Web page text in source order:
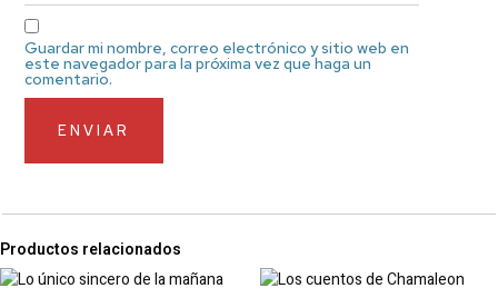
Guardar mi nombre, correo electrónico y sitio web en
este navegador para la próxima vez que haga un
comentario.
Productos relacionados